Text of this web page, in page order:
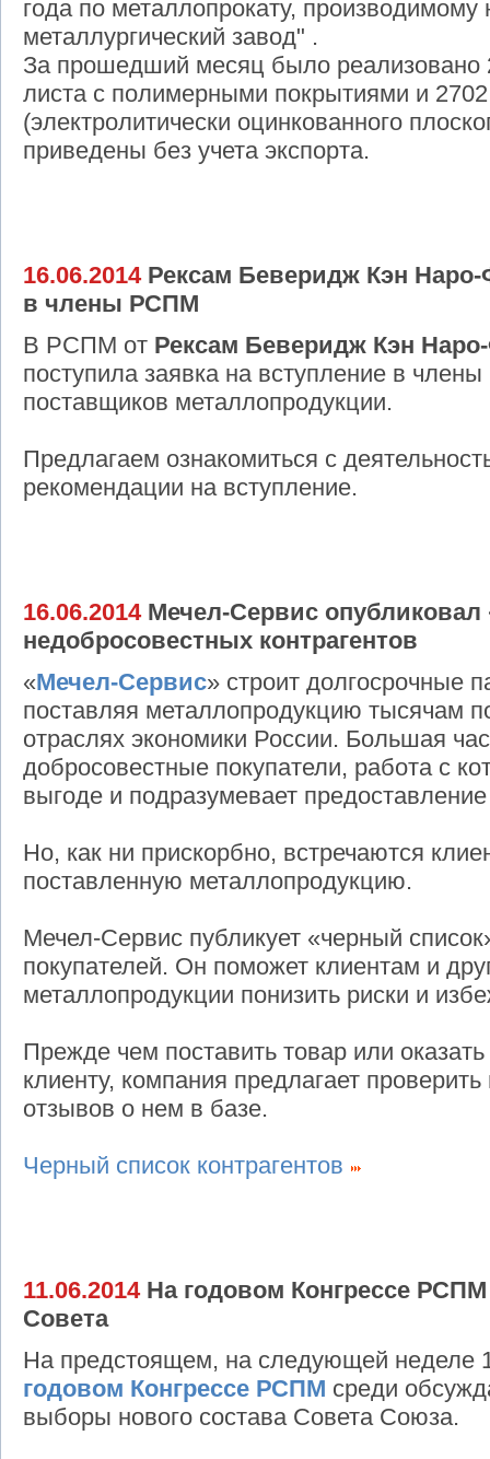
года по металлопрокату,
металлургический завод" .
За прошедший месяц было реализовано
листа с полимерными покрытиями и 2702
(электролитически оцинкованного
приведены без учета экспорта.
16.06.2014Рексам Беверидж Кэн
в члены РСПМ
В РСПМ от Рексам Беверидж Кэн
поступила заявка на вступление в
поставщиков металлопродукции.
Предлагаем ознакомиться с
рекомендации на вступление.
16.06.2014Мечел-Сервис опубликовал
недобросовестных контрагентов
«Мечел-Сервис» строит долгосрочные
поставляя металлопродукцию тысячам
отраслях экономики России. Большая
добросовестные покупатели, работа с
выгоде и подразумевает
Но, как ни прискорбно, встречаются
поставленную металлопродукцию.
Мечел-Сервис публикует «черный
покупателей. Он поможет клиентам и
металлопродукции понизить риски и
Прежде чем поставить товар или
клиенту, компания предлагает
отзывов о нем в базе.
Черный список контрагентов
11.06.2014На годовом Конгрессе РСПМ
Совета
На предстоящем, на следующей неделе
годовом Конгрессе РСПМ среди
выборы нового состава Совета Союза.